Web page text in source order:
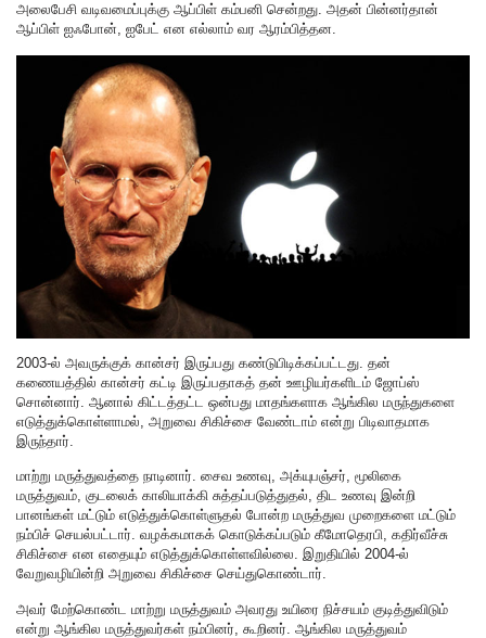
அலைபேசி வடிவமைப்புக்கு ஆப்பிள் கம்பனி சென்றது. அதன் பின்னர்தான்
ஆப்பிள் ஐஃபோன், ஐபேட் என எல்லாம் வர ஆரம்பித்தன.
2003-ல் அவருக்குக் கான்சர் இருப்பது கண்டுபிடிக்கப்பட்டது. தன்
கணையத்தில் கான்சர் கட்டி இருப்பதாகத் தன் ஊழியர்களிடம் ஜோப்ஸ்
சொன்னார். ஆனால் கிட்டத்தட்ட ஒன்பது மாதங்களாக ஆங்கில மருந்துகளை
எடுத்துக்கொள்ளாமல், அறுவை சிகிச்சை வேண்டாம் என்று பிடிவாதமாக
இருந்தார்.
மாற்று மருத்துவத்தை நாடினார். சைவ உணவு, அக்யுபஞ்சர், மூலிகை
மருத்துவம், குடலைக் காலியாக்கி சுத்தப்படுத்துதல், திட உணவு இன்றி
பானங்கள் மட்டும் எடுத்துக்கொள்ளுதல் போன்ற மருத்துவ முறைகளை மட்டும்
நம்பிச் செயல்பட்டார். வழக்கமாகக் கொடுக்கப்படும் கீமோதெரபி, கதிர்வீச்சு
சிகிச்சை என எதையும் எடுத்துக்கொள்ளவில்லை. இறுதியில் 2004-ல்
வேறுவழியின்றி அறுவை சிகிச்சை செய்துகொண்டார்.
அவர் மேற்கொண்ட மாற்று மருத்துவம் அவரது உயிரை நிச்சயம் குடித்துவிடும்
என்று ஆங்கில மருத்துவர்கள் நம்பினர், கூறினர். ஆங்கில மருத்துவம்